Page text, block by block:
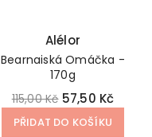
Alélor
Bearnaiská Omáčka -
170g
115,00 Kč 57,50 Kč
PŘIDAT DO KOŠÍKU